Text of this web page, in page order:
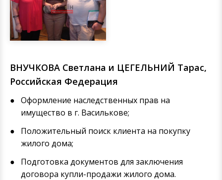
ВНУЧКОВА Светлана и ЦЕГЕЛЬНИЙ Тарас,
Российская Федерация
Оформление наследственных прав на
имущество в г. Василькове;
Положительный поиск клиента на покупку
жилого дома;
Подготовка документов для заключения
договора купли-продажи жилого дома.